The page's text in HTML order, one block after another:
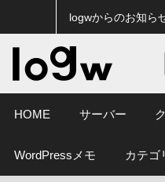
logwからのお知ら
HOME サーバー
WordPressメモ カテゴ